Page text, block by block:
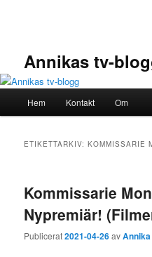
Annikas tv-
Hem Kontakt Om
ETIKETTARKIV:KOMMISSARIE
Kommissarie
Nypremiär!
Publicerat2021-04-26avAnnika